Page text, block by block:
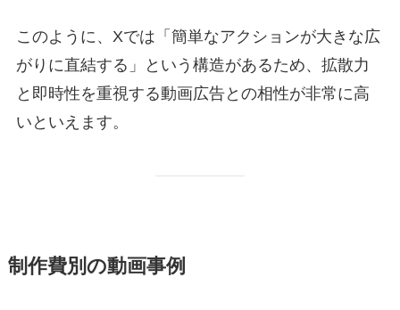
このように、Xでは「簡単なアクションが大きな広
がりに直結する」という構造があるため、拡散力
と即時性を重視する動画広告との相性が非常に高
いといえます。
制作費別の動画事例